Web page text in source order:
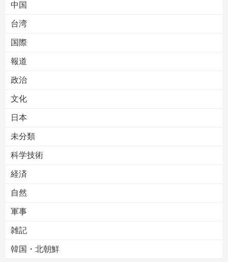
中国
台湾
国際
報道
政治
文化
日本
未分類
科学技術
経済
自然
軍事
雑記
韓国・北朝鮮